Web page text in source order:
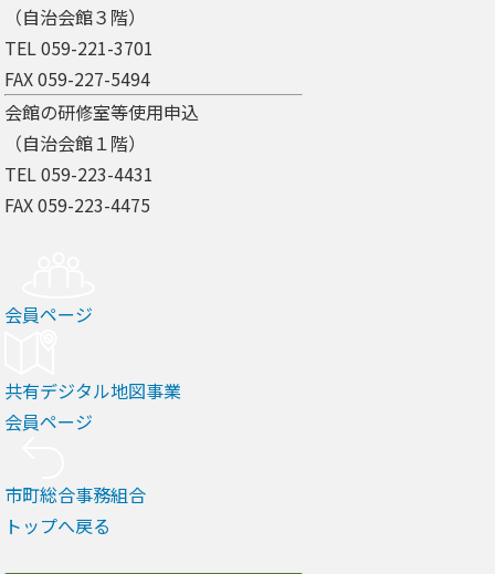
（自治会館３階）
TEL 059-221-3701
FAX 059-227-5494
会館の研修室等使用申込
（自治会館１階）
TEL 059-223-4431
FAX 059-223-4475
会員ページ
共有デジタル地図事業
会員ページ
市町総合事務組合
トップへ戻る